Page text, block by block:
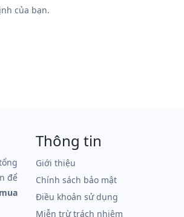
của bạn.
để
Thông tin
Giới thiệu
Chính sách bảo mật
Điều khoản sử dụng
Miễn trừ trách nhiệm